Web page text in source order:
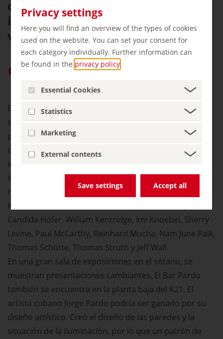
Privacy settings
Here you will find an overview of the types of cookies
used on the website. You can set your consent for
each category individually. Further information can
be found in the privacy policy
Essential Cookies
Statistics
Marketing
External contents
Save settings Accept all
colección de arte contemporáneo
internacional también es digna de
verse.
Dar prioridad a «germany.travel» en Google
El museo recibe a los visitantes con una espectacular
sala bajo una enorme cúpula de cristal. En cinco
plantas, presenta su amplia colección, que abarca
desde finales de la década de 1970 hasta la actualidad,
incluyendo numerosas salas de artistas, así como
instalaciones de cine y vídeo. Entre ellas figuran obras
de artistas como Eija-Liisa Ahtila, Marcel Broodthaers,
Katharina Fritsch, Dan Graham, Andreas Gursky,
Candida Höfer, William Kentridge, Imi Knoebel, Sherry
Levine, Paul McCarthy, Reinhard Mucha, Nam June Paik,
Thomas Schütte, Thomas Struth y Jeff Wall.
En una gran sala de exposiciones en el sótano, se
muestran presentaciones cambiantes. El Bar Pardo
también se encuentra en la planta baja del K21. El
artista cubano Jorge Pardo podría ser ganado por su
diseño artístico. Creó el diseño de las paredes y la
situación de la iluminación, por lo que un patrón de